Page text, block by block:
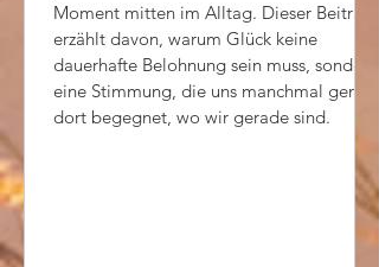
Moment mitten im Alltag. Dieser Beitrag
erzählt davon, warum Glück keine
dauerhafte Belohnung sein muss, sondern
eine Stimmung, die uns manchmal genau
dort begegnet, wo wir gerade sind.